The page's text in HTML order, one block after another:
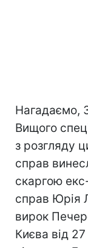
Нагадаємо,
Вищого
з розгляду
справ
скаргою
справ Юрія
вирок
Києва від